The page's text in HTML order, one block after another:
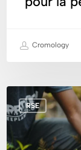
Cromology
RSE
Cromology
agit
en
faveur